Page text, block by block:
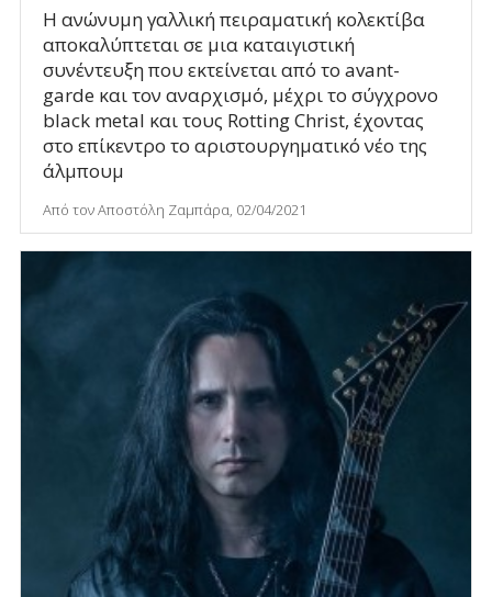
Η ανώνυμη γαλλική πειραματική κολεκτίβα
αποκαλύπτεται σε μια καταιγιστική
συνέντευξη που εκτείνεται από το avant-
garde και τον αναρχισμό, μέχρι το σύγχρονο
black metal και τους Rotting Christ, έχοντας
στο επίκεντρο το αριστουργηματικό νέο της
άλμπουμ
Από τον Αποστόλη Ζαμπάρα, 02/04/2021